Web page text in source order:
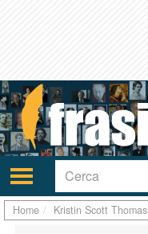
Attiva/disattiva
navigazione
Home Kristin Scott Thomas